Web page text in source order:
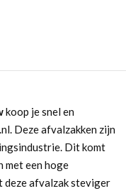
koop je snel en
Deze afvalzakken zijn
Dit komt
met een hoge
deze afvalzak steviger